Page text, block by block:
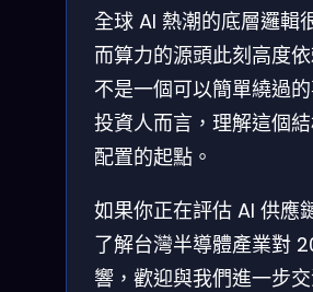
全球 AI 熱潮的底層邏輯
而算力的源頭此刻高度
不是一個可以簡單繞過
投資人而言，理解這個
配置的起點。
如果你正在評估 AI 供應
了解台灣半導體產業對
響，歡迎與我們進一步交